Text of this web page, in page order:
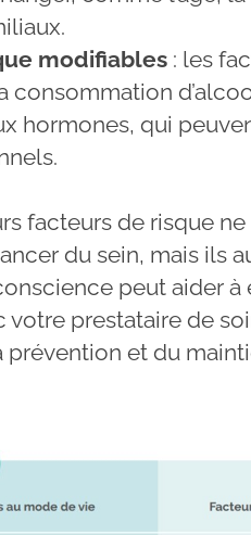
modifiables : les
consommation
hormones, qui
facteurs de risque
du sein, mais ils
peut aider à
votre prestataire de
prévention et du